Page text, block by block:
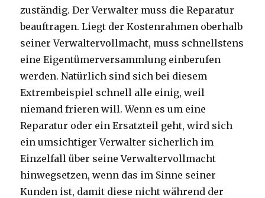
zuständig. Der Verwalter muss die Reparatur
beauftragen. Liegt der Kostenrahmen oberhalb
seiner Verwaltervollmacht, muss schnellstens
eine Eigentümerversammlung einberufen
werden. Natürlich sind sich bei diesem
Extrembeispiel schnell alle einig, weil
niemand frieren will. Wenn es um eine
Reparatur oder ein Ersatzteil geht, wird sich
ein umsichtiger Verwalter sicherlich im
Einzelfall über seine Verwaltervollmacht
hinwegsetzen, wenn das im Sinne seiner
Kunden ist, damit diese nicht während der